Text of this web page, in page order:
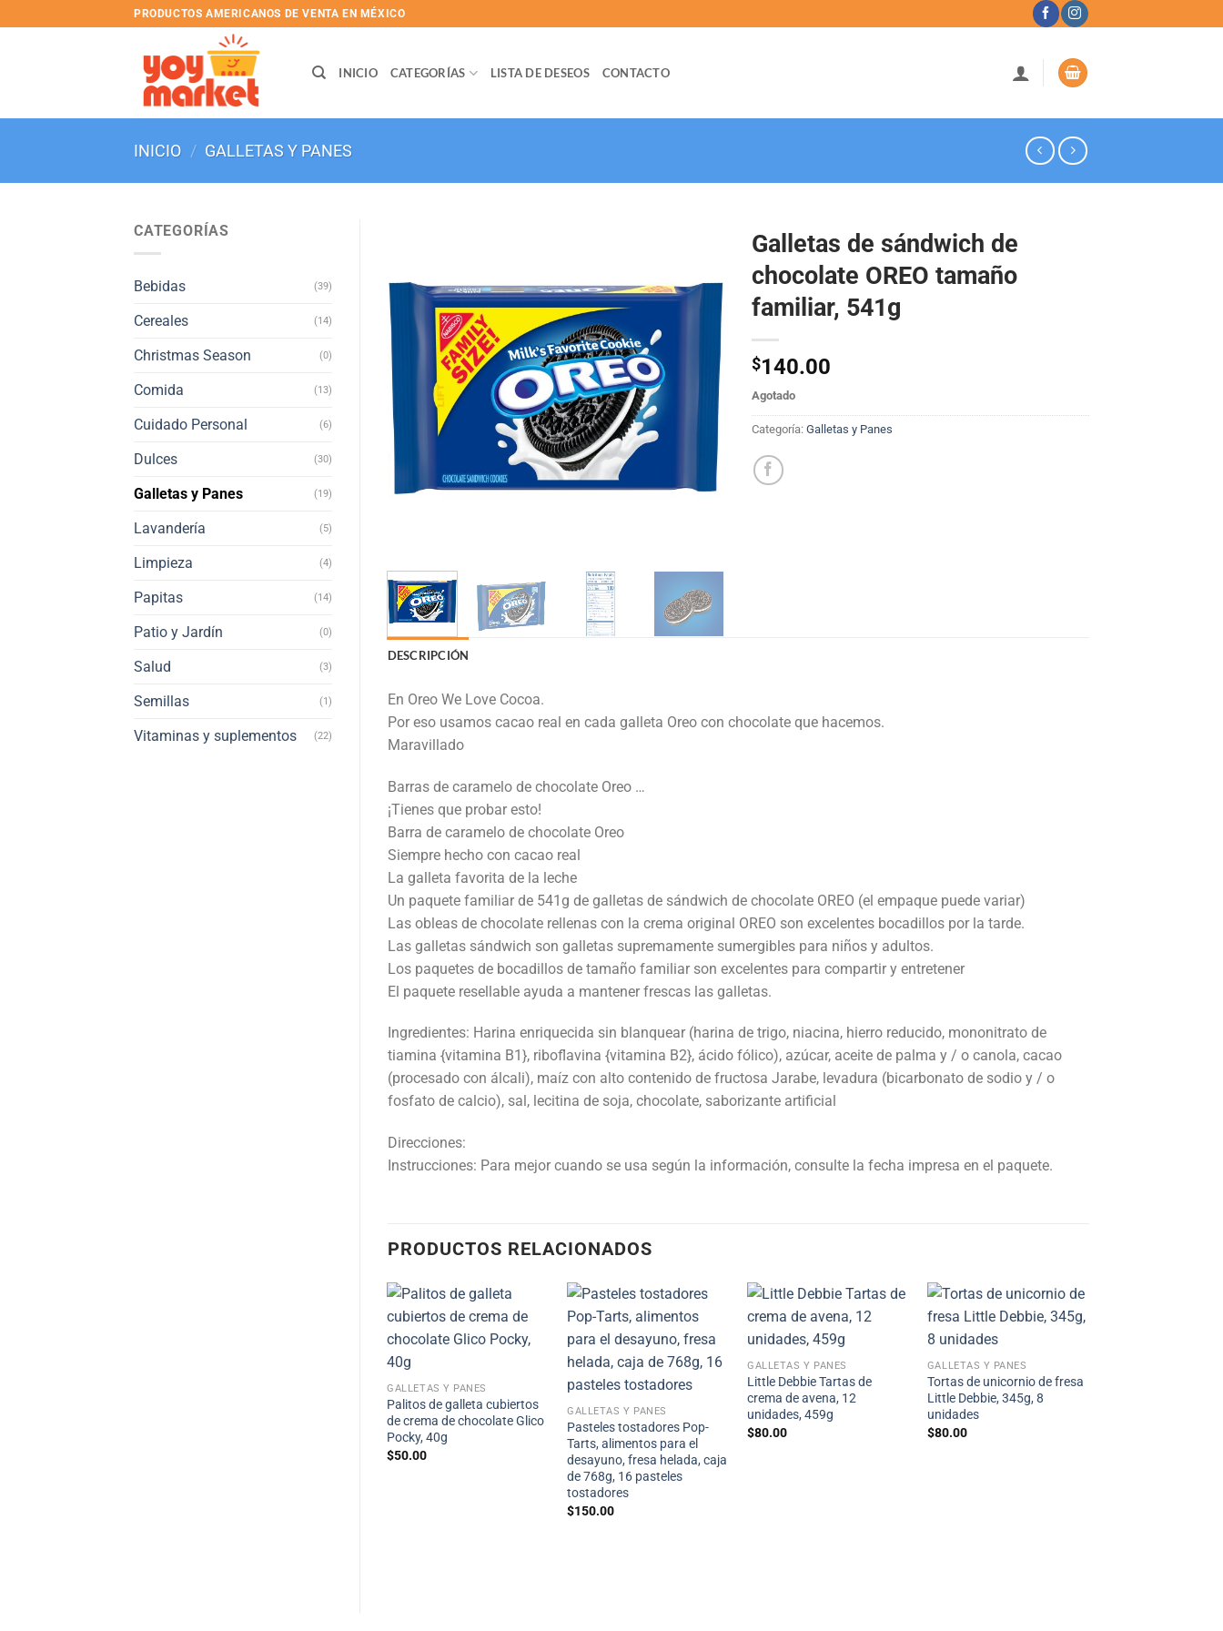
to
PRODUCTOS AMERICANOS DE VENTA EN MÉXICO
INICIO CATEGORÍAS LISTA DE DESEOS CONTACTO
INICIO / GALLETAS Y PANES
CATEGORÍAS
Bebidas (39)
Cereales (14)
Christmas Season (0)
Comida (13)
Cuidado Personal (6)
Dulces (30)
Galletas y Panes (19)
Lavandería (5)
Limpieza (4)
Papitas (14)
Patio y Jardín (0)
Salud (3)
Semillas (1)
Vitaminas y suplementos (22)
Galletas de sándwich de
chocolate OREO tamaño
familiar, 541g
$140.00
Agotado
Categoría:Galletas y Panes
DESCRIPCIÓN
En Oreo We Love Cocoa.
Por eso usamos cacao real en cada galleta Oreo con chocolate que hacemos.
Maravillado
Barras de caramelo de chocolate Oreo …
¡Tienes que probar esto!
Barra de caramelo de chocolate Oreo
Siempre hecho con cacao real
La galleta favorita de la leche
Un paquete familiar de 541g de galletas de sándwich de chocolate OREO (el empaque puede variar)
Las obleas de chocolate rellenas con la crema original OREO son excelentes bocadillos por la tarde.
Las galletas sándwich son galletas supremamente sumergibles para niños y adultos.
Los paquetes de bocadillos de tamaño familiar son excelentes para compartir y entretener
El paquete resellable ayuda a mantener frescas las galletas.
Ingredientes: Harina enriquecida sin blanquear (harina de trigo, niacina, hierro reducido, mononitrato de
tiamina {vitamina B1}, riboflavina {vitamina B2}, ácido fólico), azúcar, aceite de palma y / o canola, cacao
(procesado con álcali), maíz con alto contenido de fructosa Jarabe, levadura (bicarbonato de sodio y / o
fosfato de calcio), sal, lecitina de soja, chocolate, saborizante artificial
Direcciones:
Instrucciones: Para mejor cuando se usa según la información, consulte la fecha impresa en el paquete.
PRODUCTOS RELACIONADOS
GALLETAS Y PANES
Palitos de galleta cubiertos
de crema de chocolate Glico
Pocky, 40g
$50.00
GALLETAS Y PANES
Pasteles tostadores Pop-
Tarts, alimentos para el
desayuno, fresa helada, caja
de 768g, 16 pasteles
tostadores
$150.00
GALLETAS Y PANES
Little Debbie Tartas de
crema de avena, 12
unidades, 459g
$80.00
GALLETAS Y PANES
Tortas de unicornio de fresa
Little Debbie, 345g, 8
unidades
$80.00